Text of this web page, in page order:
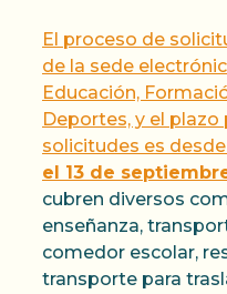
El proceso de
de la sede
Educación,
Deportes, y el plazo
solicitudes es
el 13 de
cubren diversos
enseñanza,
comedor escolar,
transporte para